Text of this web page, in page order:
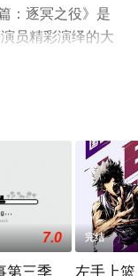
：逐冥之役》是
员精彩演绎的大
手机免费观看高
了解。
7.0
第三季
完结
左手上篮